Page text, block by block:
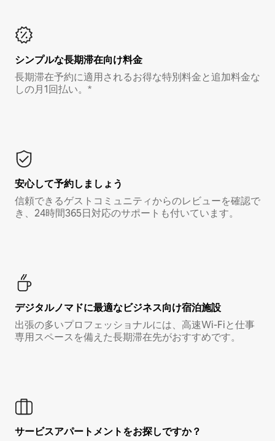
シンプルな長期滞在向け料金
長期滞在予約に適用されるお得な特別料金と追加料金な
しの月1回払い。*
安心して予約しましょう
信頼できるゲストコミュニティからのレビューを確認で
き、24時間365日対応のサポートも付いています。
デジタルノマド⁠に最⁠適⁠なビ⁠ジ⁠ネ⁠ス⁠向⁠け宿⁠泊⁠施⁠設
出張の多いプロフェッショナルには、高速Wi-Fiと仕事
専用スペースを備えた長期滞在先がおすすめです。
サービスアパートメントをお探しですか？